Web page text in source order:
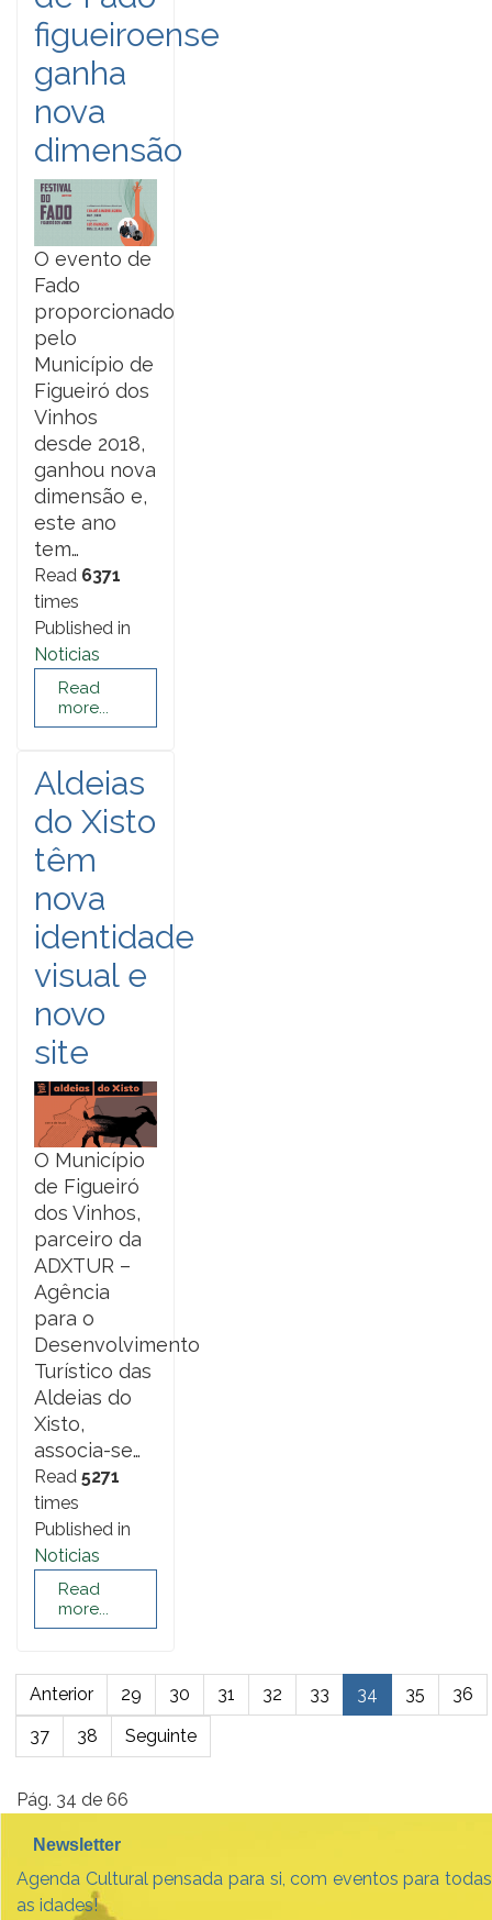
figueiroense
ganha
nova
dimensão
O evento de
Fado
proporcionado
pelo
Município de
Figueiró dos
Vinhos
desde 2018,
ganhou nova
dimensão e,
este ano
tem…
Read 6371
times
Published in
Noticias
Read
more...
Aldeias
do Xisto
têm
nova
identidade
visual e
novo
site
O Município
de Figueiró
dos Vinhos,
parceiro da
ADXTUR –
Agência
para o
Desenvolvimento
Turístico das
Aldeias do
Xisto,
associa-se…
Read 5271
times
Published in
Noticias
Read
more...
Anterior 29 30 31 32 33 34 35
36
37
38 Seguinte
Pág. 34 de 66
Newsletter
Agenda Cultural pensada para si, com eventos para todas
as idades!